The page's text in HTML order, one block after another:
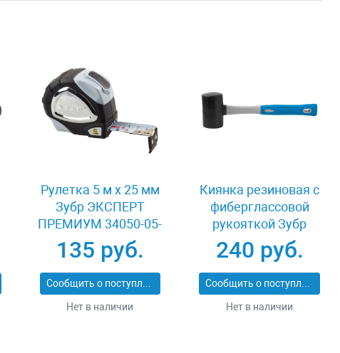
Рулетка 5 м x 25 мм
Зубр ЭКСПЕРТ
ПРЕМИУМ 34050-05-
25_z01
135 руб.
Сообщить о поступлении
Нет в наличии
Киянка резиновая с
фиберглассовой
рукояткой Зубр
ЭКСПЕРТ 2053-
60_z01
240 руб.
Сообщить о поступлении
Нет в наличии